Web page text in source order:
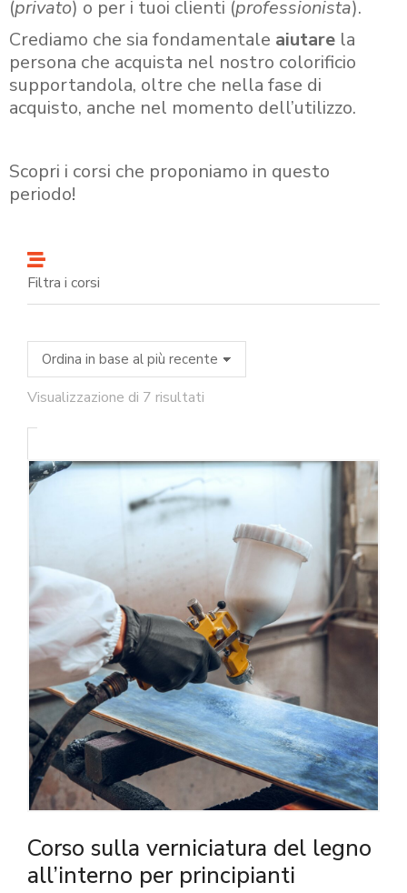
(privato) o per i tuoi clienti (professionista).
Crediamo che sia fondamentale aiutare la
persona che acquista nel nostro colorificio
supportandola, oltre che nella fase di
acquisto, anche nel momento dell’utilizzo.
Scopri i corsi che proponiamo in questo
periodo!
Filtra i corsi
Visualizzazione di 7 risultati
Corso sulla verniciatura del legno
all’interno per principianti